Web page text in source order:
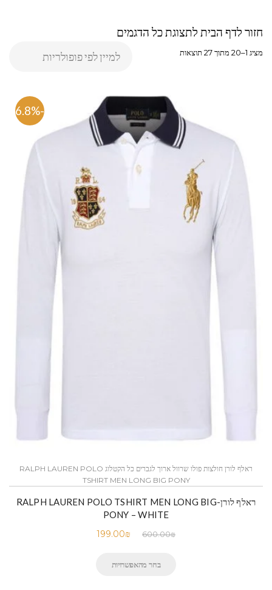
חזור לדף הבית לתצוגת כל הדגמים
מציג 1–20 מתוך 27 תוצאות
-66.8%
ראלף לורן חולצות פולו שרוול ארוך לגברים כל הקטלוג RALPH LAUREN POLO
TSHIRT MEN LONG BIG PONY
ראלף לורן-RALPH LAUREN POLO TSHIRT MEN LONG BIG
PONY – WHITE
600.00₪
199.00₪
בחר מהאפשרויות